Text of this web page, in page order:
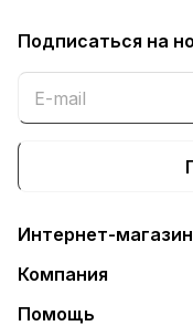
Подписаться на
Интернет-магазин
Компания
Помощь